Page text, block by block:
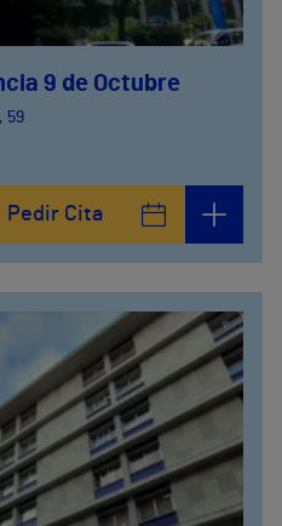
9 de Octubre
59
Pedir Cita